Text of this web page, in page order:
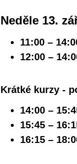
Neděle 13.
11:00 –
12:00 –
Krátké kurzy -
14:00 –
15:45 –
16:15 –